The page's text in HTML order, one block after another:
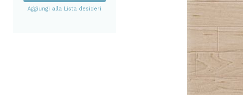
Aggiungi alla Lista desideri